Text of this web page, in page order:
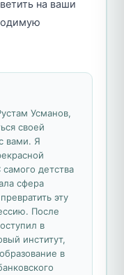
на ваши
Усманов,
своей
вами. Я
детства
сфера
эту
После
в
институт,
в